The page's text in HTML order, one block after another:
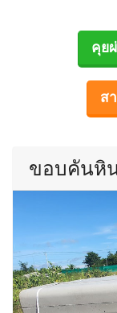
คุย
ส
ขอบคันหิ